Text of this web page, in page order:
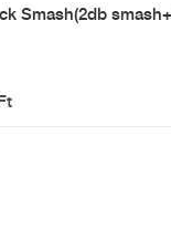
Smash(2db